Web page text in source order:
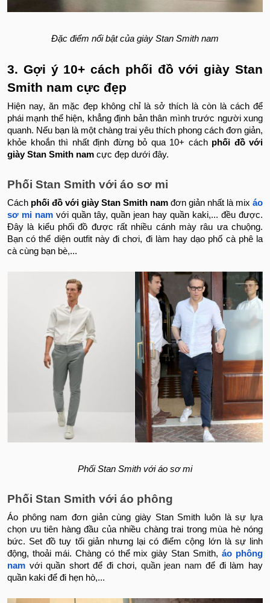
Đặc điểm nổi bật của giày Stan Smith nam
3. Gợi ý 10+ cách phối đồ với giày Stan
Smith nam cực đẹp
Hiện nay, ăn mặc đẹp không chỉ là sở thích là còn là cách để
phái mạnh thể hiện, khẳng định bản thân mình trước người xung
quanh. Nếu bạn là một chàng trai yêu thích phong cách đơn giản,
khỏe khoắn thì nhất định đừng bỏ qua 10+ cách phối đồ với
giày Stan Smith nam cực đẹp dưới đây.
Phối Stan Smith với áo sơ mi
Cách phối đồ với giày Stan Smith nam đơn giản nhất là mix áo
sơ mi nam với quần tây, quần jean hay quần kaki,... đều được.
Đây là kiểu phối đồ được rất nhiều cánh mày râu ưa chuộng.
Bạn có thể diện outfit này đi chơi, đi làm hay dạo phố cà phê la
cà cùng bạn bè,...
Phối Stan Smith với áo sơ mi
Phối Stan Smith với áo phông
Áo phông nam đơn giản cùng giày Stan Smith luôn là sự lựa
chọn ưu tiên hàng đầu của nhiều chàng trai trong mùa hè nóng
bức. Set đồ tuy tối giản nhưng lại có điểm cộng lớn là sự linh
động, thoải mái. Chàng có thể mix giày Stan Smith,áo phông
nam với quần short để đi chơi, quần jean namđể đi làm hay
quần kaki để đi hẹn hò,...